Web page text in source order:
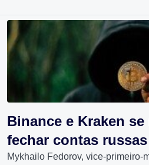
Binance e Kraken se
fechar contas russas
Mykhailo Fedorov, vice-primeiro-